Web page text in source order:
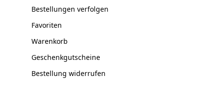
Bestellungen verfolgen
Favoriten
Warenkorb
Geschenkgutscheine
Bestellung widerrufen